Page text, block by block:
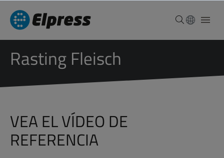
Rasting Fleisch
VEA EL VÍDEO DE
REFERENCIA